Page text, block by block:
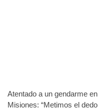
Atentado a un gendarme en
Misiones: “Metimos el dedo